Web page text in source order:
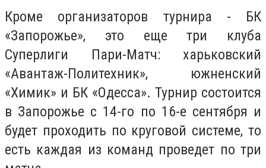
Кроме организаторов турнира - БК
«Запорожье», это еще три клуба
Суперлиги Пари-Матч: харьковский
«Авантаж-Политехник», южненский
«Химик» и БК «Одесса». Турнир состоится
в Запорожье с 14-го по 16-е сентября и
будет проходить по круговой системе, то
есть каждая из команд проведет по три